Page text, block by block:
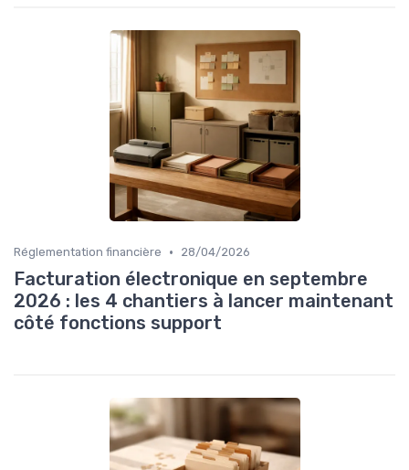
Réglementation financière • 28/04/2026
Facturation électronique en septembre
2026 : les 4 chantiers à lancer maintenant
côté fonctions support